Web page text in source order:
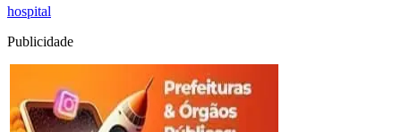
hospital
Publicidade